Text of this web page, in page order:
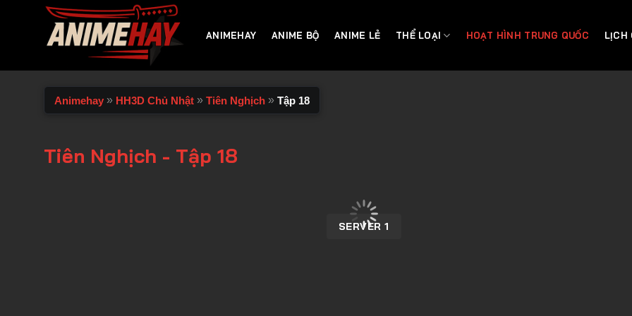
ANIMEHAY ANIME BỘ ANIME LẺ THỂ LOẠI HOẠT HÌNH TRUNG QUỐC LỊCH
Animehay » HH3D Chủ Nhật » Tiên Nghịch » Tập 18
Tiên Nghịch - Tập 18
SERVER 1